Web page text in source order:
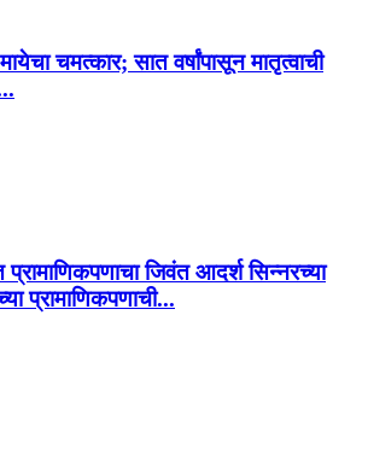
चमत्कार; सात वर्षांपासून मातृत्वाची
प्रामाणिकपणाचा जिवंत आदर्श सिन्नरच्या
प्रामाणिकपणाची...